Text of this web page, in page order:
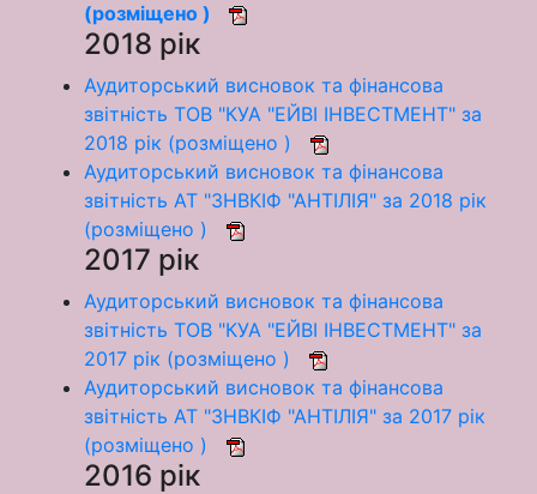
(розміщено )
2018 рік
Аудиторський висновок та фінансова
звітність ТОВ "КУА "ЕЙВІ ІНВЕСТМЕНТ" за
2018 рік (розміщено )
Аудиторський висновок та фінансова
звітність АТ "ЗНВКІФ "АНТІЛІЯ" за 2018 рік
(розміщено )
2017 рік
Аудиторський висновок та фінансова
звітність ТОВ "КУА "ЕЙВІ ІНВЕСТМЕНТ" за
2017 рік (розміщено )
Аудиторський висновок та фінансова
звітність АТ "ЗНВКІФ "АНТІЛІЯ" за 2017 рік
(розміщено )
2016 рік